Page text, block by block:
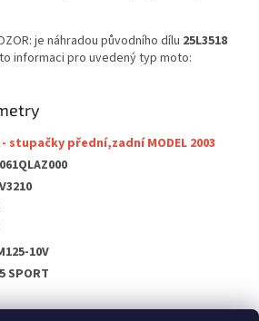
je náhradou původního dílu 25L3518
informaci pro uvedený typ moto:
- stupačky přední,zadní MODEL 2003
10V
SPORT